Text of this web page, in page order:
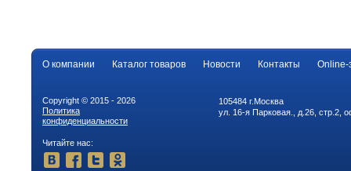
О компании Каталог товаров Новости Контакты Online-
Copyright © 2015 - 2026
Политика
конфиденциальности
Читайте нас:
105484 г.Москва
ул. 16-я Парковая., д.26, стр.2,